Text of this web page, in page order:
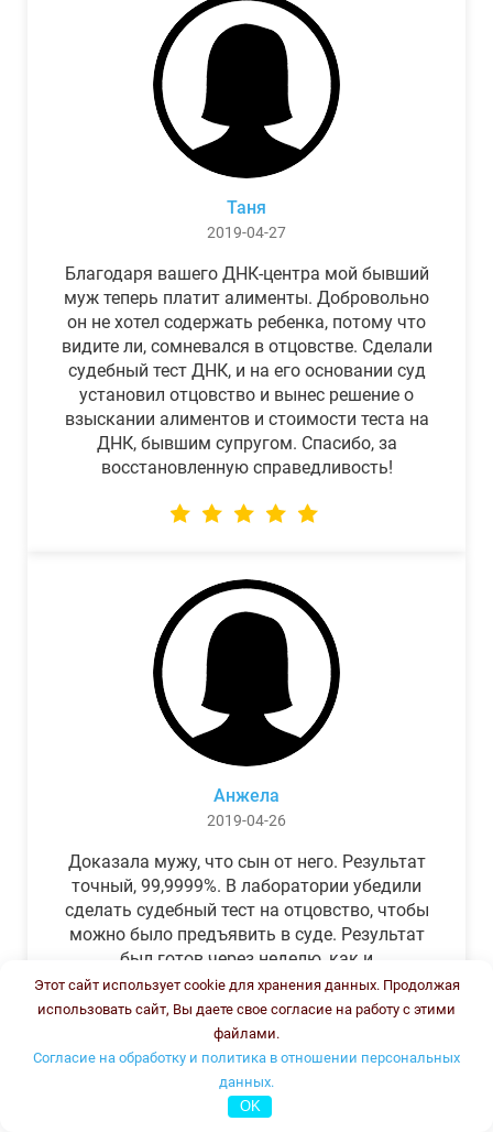
Таня
2019-04-27
Благодаря вашего ДНК-центра мой бывший
муж теперь платит алименты. Добровольно
он не хотел содержать ребенка, потому что
видите ли, сомневался в отцовстве. Сделали
судебный тест ДНК, и на его основании суд
установил отцовство и вынес решение о
взыскании алиментов и стоимости теста на
ДНК, бывшим супругом. Спасибо, за
восстановленную справедливость!
Анжела
2019-04-26
Доказала мужу, что сын от него. Результат
точный, 99,9999%. В лаборатории убедили
сделать судебный тест на отцовство, чтобы
можно было предъявить в суде. Результат
был готов через неделю, как и
обещали.Теперь муж бегает и извиняется.
Этот сайт использует cookie для хранения данных. Продолжая
использовать сайт, Вы даете свое согласие на работу с этими
файлами.
Согласие на обработку и политика в отношении персональных
данных.
OK